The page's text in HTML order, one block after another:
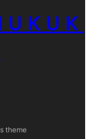
theme